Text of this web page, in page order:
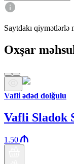
Saytdakı qiymətlərlə
Oxşar
Vafli ədəd dolğulu
Vafli Sladok
1.50